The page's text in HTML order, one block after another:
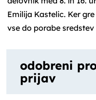
Emilija Kastelic. Ker
vse do porabe
odobreni
prijav